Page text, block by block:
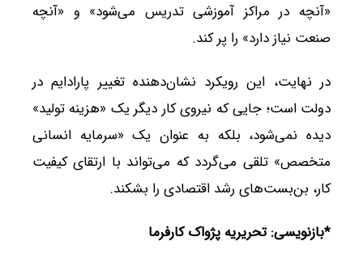
«آنچه در مراکز آموزشی تدریس می‌شود» و «آنچه
صنعت نیاز دارد» را پر کند.
در نهایت، این رویکرد نشان‌دهنده تغییر پارادایم در
دولت است؛ جایی که نیروی کار دیگر یک «هزینه تولید»
دیده نمی‌شود، بلکه به عنوان یک «سرمایه انسانی
متخصص» تلقی می‌گردد که می‌تواند با ارتقای کیفیت
کار، بن‌بست‌های رشد اقتصادی را بشکند.
*بازنویسی: تحریریه پژواک کارفرما